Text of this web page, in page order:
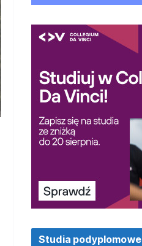
Studia podyplomowe